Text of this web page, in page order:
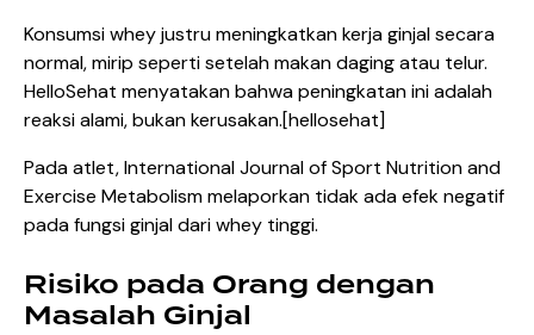
Konsumsi whey justru meningkatkan kerja ginjal secara
normal, mirip seperti setelah makan daging atau telur.
HelloSehat menyatakan bahwa peningkatan ini adalah
reaksi alami, bukan kerusakan.[hellosehat]​
Pada atlet, International Journal of Sport Nutrition and
Exercise Metabolism melaporkan tidak ada efek negatif
pada fungsi ginjal dari whey tinggi.
Risiko pada Orang dengan
Masalah Ginjal